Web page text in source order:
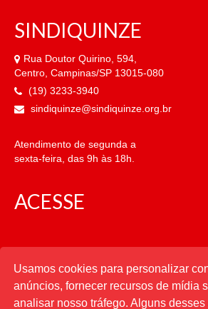
SINDIQUINZE
Rua Doutor Quirino, 594,
Centro, Campinas/SP 13015-080
(19) 3233-3940
sindiquinze@sindiquinze.org.br
Atendimento de segunda a
sexta-feira, das 9h às 18h.
ACESSE
CATEGORIAS
CATEGORIAS
Usamos cookies para personalizar
anúncios, fornecer recursos de mídia
analisar nosso tráfego. Alguns